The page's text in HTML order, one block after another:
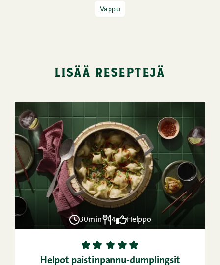
Vappu
lisää reseptejä
30min 4 Helppo
1 2 3 4
5
Helpot paistinpannu-dumplingsit